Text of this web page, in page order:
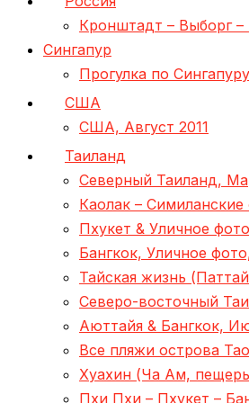
Кронштадт – Выборг
Сингапур
Прогулка по
США
США, Август 2011
Таиланд
Северный Таиланд,
Каолак –
Пхукет & Уличное
Бангкок, Уличное
Тайская жизнь
Северо-восточный
Аюттайя & Бангкок,
Все пляжи острова
Хуахин (Ча Ам,
Пхи Пхи – Пхукет –